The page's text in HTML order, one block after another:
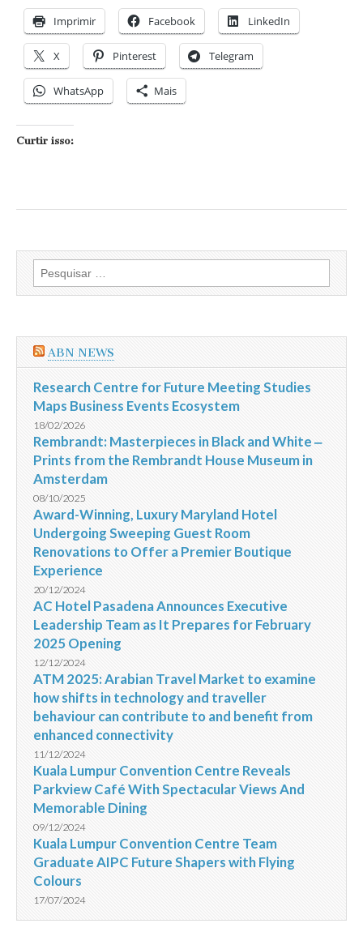
Imprimir Facebook LinkedIn
X Pinterest Telegram
WhatsApp Mais
Curtir isso:
Pesquisar
por:
ABN NEWS
Research Centre for Future Meeting Studies
Maps Business Events Ecosystem
18/02/2026
Rembrandt: Masterpieces in Black and White ‒
Prints from the Rembrandt House Museum in
Amsterdam
08/10/2025
Award-Winning, Luxury Maryland Hotel
Undergoing Sweeping Guest Room
Renovations to Offer a Premier Boutique
Experience
20/12/2024
AC Hotel Pasadena Announces Executive
Leadership Team as It Prepares for February
2025 Opening
12/12/2024
ATM 2025: Arabian Travel Market to examine
how shifts in technology and traveller
behaviour can contribute to and benefit from
enhanced connectivity
11/12/2024
Kuala Lumpur Convention Centre Reveals
Parkview Café With Spectacular Views And
Memorable Dining
09/12/2024
Kuala Lumpur Convention Centre Team
Graduate AIPC Future Shapers with Flying
Colours
17/07/2024